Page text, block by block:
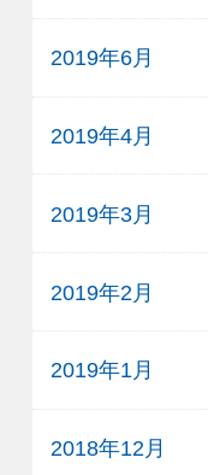
2019年6月
2019年4月
2019年3月
2019年2月
2019年1月
2018年12月